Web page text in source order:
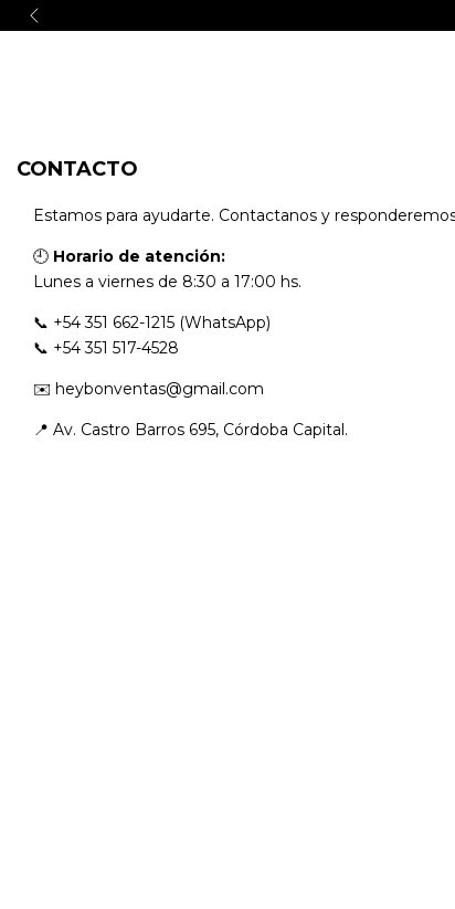
CONTACTO
Estamos para ayudarte. Contactanos y
🕘 Horario de atención:
Lunes a viernes de 8:30 a 17:00 hs.
📞 +54 351 662-1215 (WhatsApp)
📞 +54 351 517-4528
✉️ heybonventas@gmail.com
📍 Av. Castro Barros 695, Córdoba Capital.